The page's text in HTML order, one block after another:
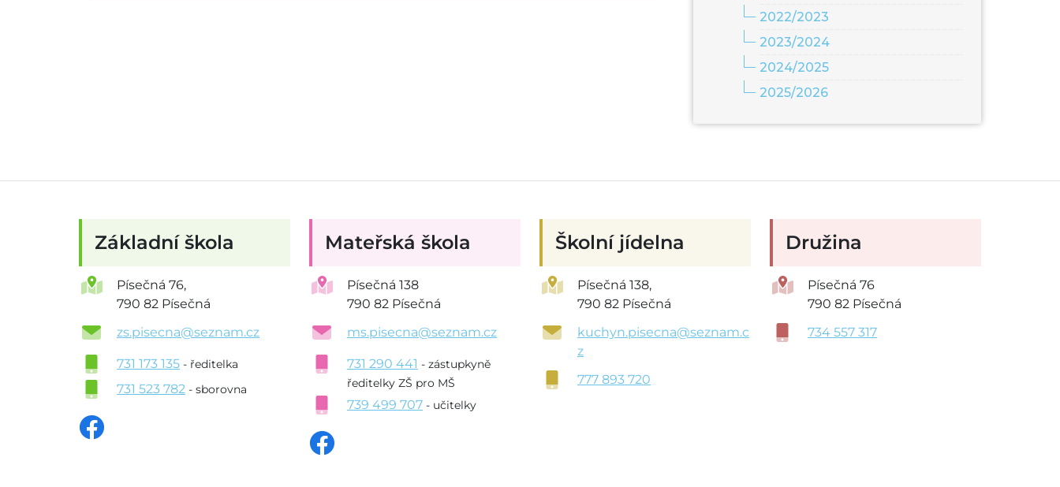
2022/2023
2023/2024
2024/2025
2025/2026
Základní škola
Písečná 76,
790 82 Písečná
zs.pisecna@seznam.cz
731 173 135 - ředitelka
731 523 782 - sborovna
Mateřská škola
Písečná 138
790 82 Písečná
ms.pisecna@seznam.cz
731 290 441 - zástupkyně
ředitelky ZŠ pro MŠ
739 499 707 - učitelky
Školní jídelna
Písečná 138,
790 82 Písečná
kuchyn.pisecna@seznam.c
z
777 893 720
Družina
Písečná 76
790 82 Písečná
734 557 317